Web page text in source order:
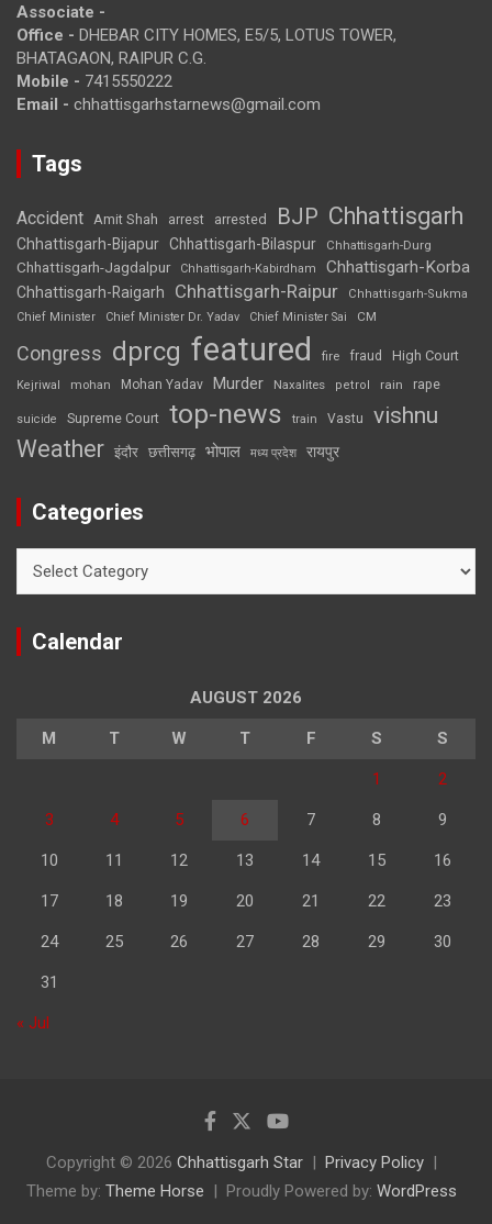
Associate -
Office - DHEBAR CITY HOMES, E5/5, LOTUS TOWER,
BHATAGAON, RAIPUR C.G.
Mobile - 7415550222
Email - chhattisgarhstarnews@gmail.com
Tags
Accident Amit Shah arrest arrested BJP Chhattisgarh
Chhattisgarh-Bijapur Chhattisgarh-Bilaspur Chhattisgarh-Durg
Chhattisgarh-Jagdalpur Chhattisgarh-Kabirdham Chhattisgarh-Korba
Chhattisgarh-Raigarh Chhattisgarh-Raipur
Chhattisgarh-Sukma
Chief Minister
Chief Minister Dr. Yadav Chief Minister Sai CM
Congress dprcg featured fire fraud High Court
Kejriwal mohan Mohan Yadav Murder Naxalites petrol rain rape
suicide Supreme Court top-news train Vastu vishnu
Weather इंदौर छत्तीसगढ़ भोपाल मध्य प्रदेश रायपुर
Categories
Calendar
AUGUST 2026
M T W T F S S
1 2
3 4 5 6 7 8 9
10 11 12 13 14 15 16
17 18 19 20 21 22 23
24 25 26 27 28 29 30
31
« Jul
Copyright © 2026 Chhattisgarh Star
Privacy Policy
Theme by: Theme Horse Proudly Powered by: WordPress